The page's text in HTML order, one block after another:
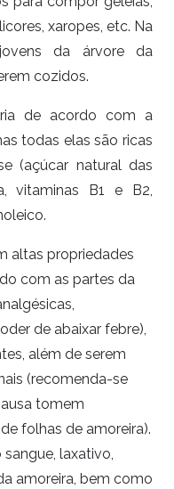
xaropes, etc. Na
da árvore da
cozidos.
de acordo com a
todas elas são ricas
(açúcar natural das
vitaminas B1 e B2,
altas propriedades
com as partes da
de abaixar febre),
além de serem
(recomenda-se
tomem
folhas de amoreira).
laxativo,
amoreira, bem como